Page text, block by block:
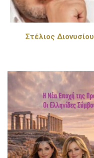
Στέλιος Διονυσίου